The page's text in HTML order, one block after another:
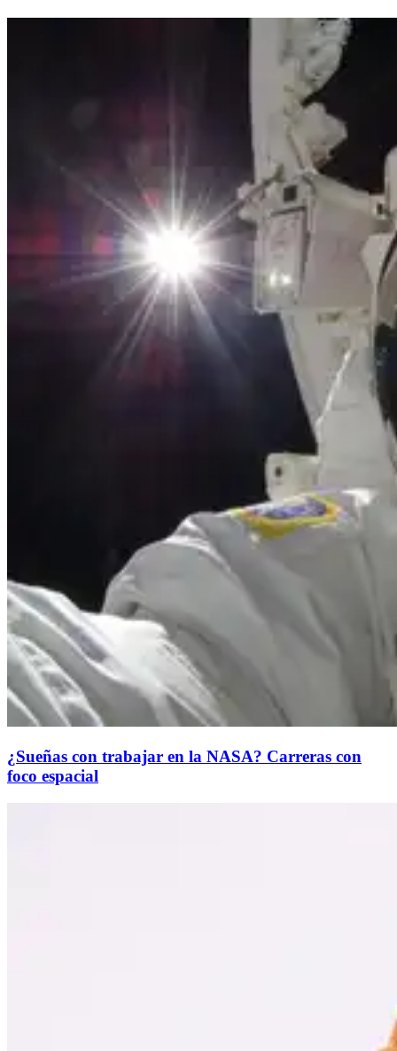
¿Sueñas con trabajar en la NASA? Carreras con
foco espacial